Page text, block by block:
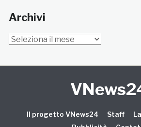
Archivi
Archivi
Il progetto VNews24 Staff